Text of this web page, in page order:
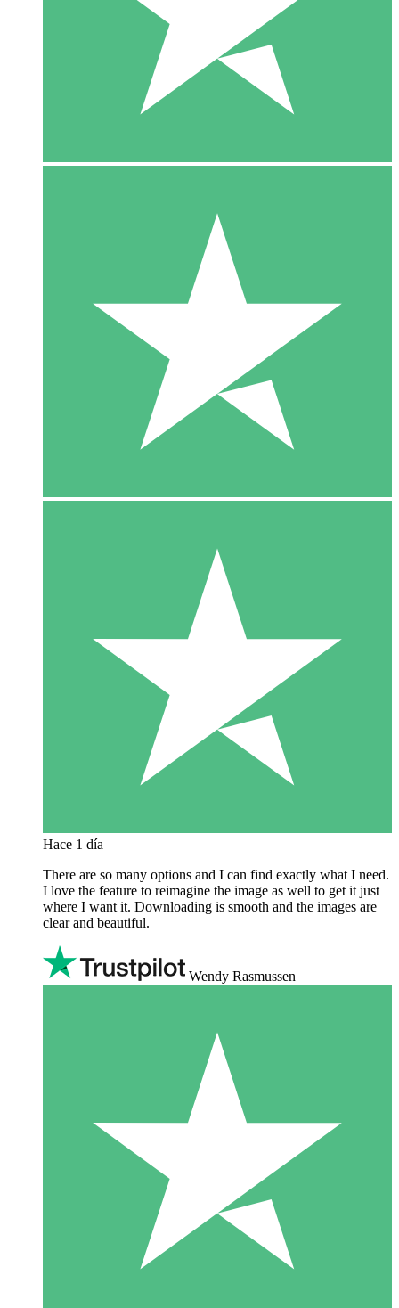
Hace 1 día
There are so many options and I can find exactly what I need.
I love the feature to reimagine the image as well to get it just
where I want it. Downloading is smooth and the images are
clear and beautiful.
Wendy Rasmussen